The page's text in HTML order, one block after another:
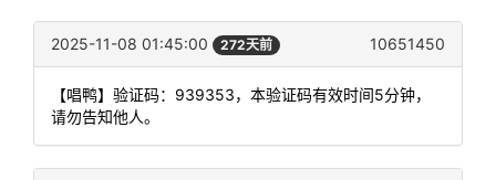
2025-11-08 01:45:00 272天前 10651450
【唱鸭】验证码：939353，本验证码有效时间5分钟，
请勿告知他人。